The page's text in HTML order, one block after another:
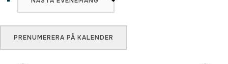
PRENUMERERA PÅ KALENDER